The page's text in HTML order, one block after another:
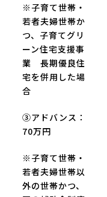
※子育て世帯・
若者夫婦世帯か
つ、子育てグリ
ーン住宅支援事
業 長期優良住
宅を併用した場
合
③アドバンス：
70万円
※子育て世帯・
若者夫婦世帯以
外の世帯かつ、